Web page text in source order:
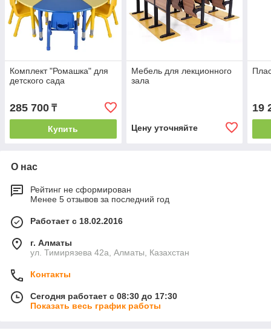
Комплект "Ромашка" для
детского сада
285 700 ₸
Купить
Мебель для лекционного
зала
Цену уточняйте
19
О нас
Рейтинг не сформирован
Менее 5 отзывов за последний год
Работает с 18.02.2016
г. Алматы
ул. Тимирязева 42а, Алматы, Казахстан
Контакты
Сегодня работает с 08:30 до 17:30
Показать весь график работы